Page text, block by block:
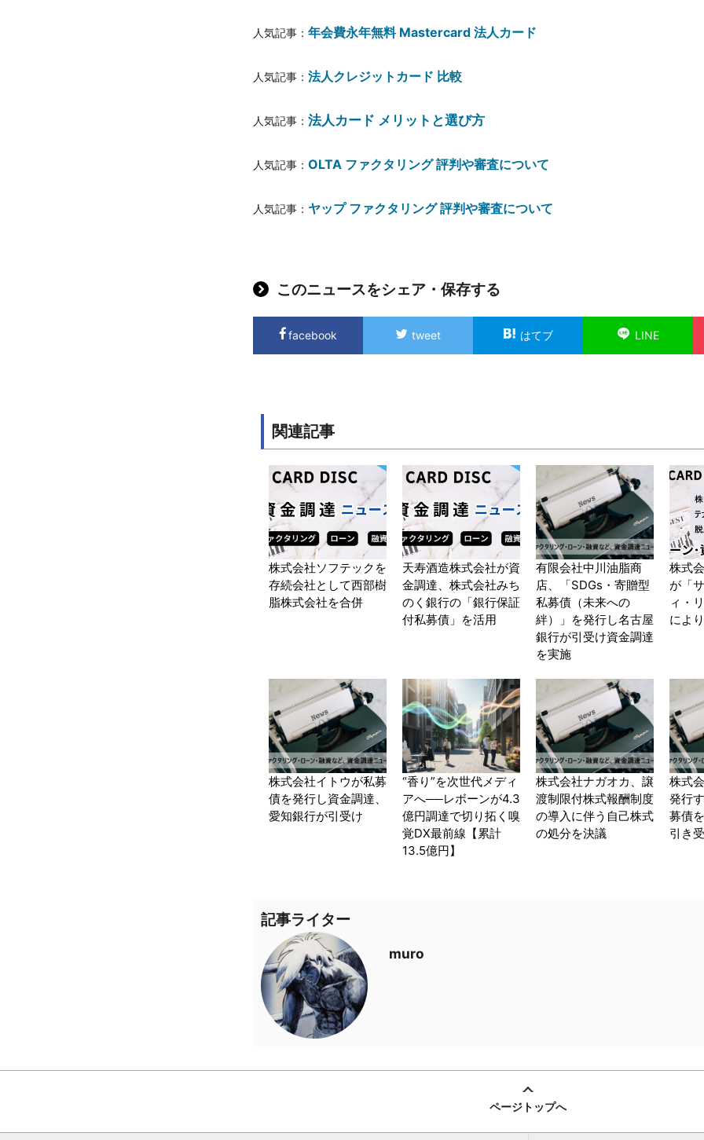
人気記事： 年会費永年無料 Mastercard 法人カード
人気記事： 法人クレジットカード 比較
人気記事： 法人カード メリットと選び方
人気記事： OLTA ファクタリング 評判や審査について
人気記事： ヤップ ファクタリング 評判や審査について
このニュースをシェア・保存する
facebook tweet はてブ LINE
関連記事
株式会社ソフテックを
存続会社として西部樹
脂株式会社を合併
天寿酒造株式会社が資
金調達、株式会社みち
のく銀行の「銀行保証
付私募債」を活用
有限会社中川油脂商
店、「SDGs・寄贈型
私募債（未来への
絆）」を発行し名古屋
銀行が引受け資金調達
を実施
株式
が「
ィ・
によ
株式会社イトウが私募
債を発行し資金調達、
愛知銀行が引受け
“香り”を次世代メディ
アへ──レボーンが4.3
億円調達で切り拓く嗅
覚DX最前線【累計
13.5億円】
株式会社ナガオカ、譲
渡制限付株式報酬制度
の導入に伴う自己株式
の処分を決議
株式
発行
募債
引き
記事ライター
muro
ページトップへ